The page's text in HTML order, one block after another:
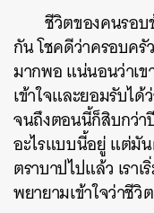
ชีวิตของคนรอบ
กัน โชคดีว่าครอบครั
มากพอ แน่นอนว่าเข
เข้าใจและยอมรับไ
จนถึงตอนนี้ก็สิบกว่า
อะไรแบบนี้อยู่ แต่มั
ตราบาปไปแล้ว เรา
พยายามเข้าใจว่าชีวิ